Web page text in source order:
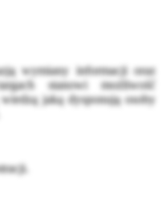
wymiany informacji oraz
stanowi możliwość
jaką dysponują osoby